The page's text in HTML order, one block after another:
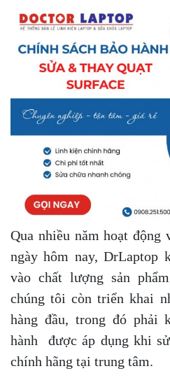
Qua nhiều năm hoạt
ngày hôm nay, DrLaptop
vào chất lượng sản
chúng tôi còn triển khai
hàng đầu, trong đó phải
hành được áp dụng khi
chính hãng tại trung tâm.